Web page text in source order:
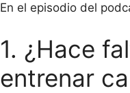
En el episodio del
1. ¿Hace
entrenar